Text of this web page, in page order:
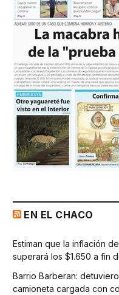
EN EL CHACO
Estiman que la inflación
superará los $1.650 a fin
Barrio Barberan:
camioneta cargada con